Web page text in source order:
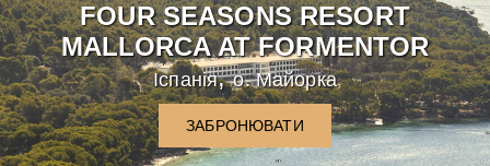
FOUR SEASONS RESORT
MALLORCA AT FORMENTOR
Іспанія,о. Майорка
ЗАБРОНЮВАТИ